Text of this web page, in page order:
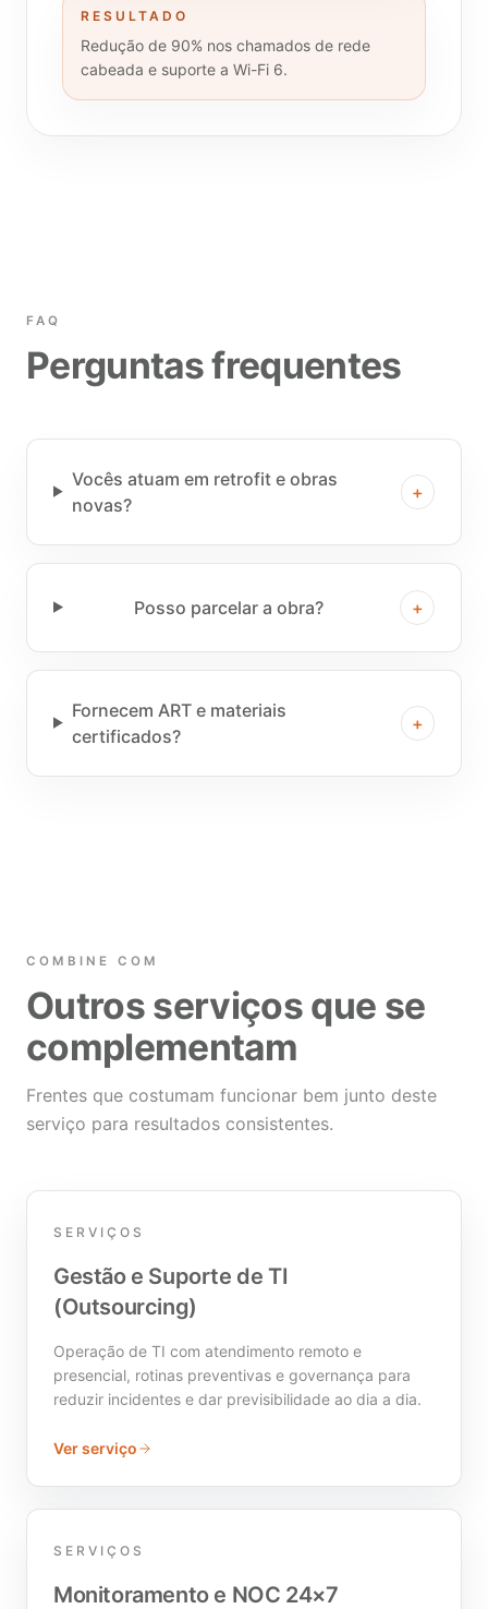
RESULTADO
Redução de 90% nos chamados de rede
cabeada e suporte a Wi-Fi 6.
FAQ
Perguntas frequentes
Vocês atuam em retrofit e obras
novas?
+
Posso parcelar a obra? +
Fornecem ART e materiais
certificados?
+
COMBINE COM
Outros serviços que se
complementam
Frentes que costumam funcionar bem junto deste
serviço para resultados consistentes.
SERVIÇOS
Gestão e Suporte de TI
(Outsourcing)
Operação de TI com atendimento remoto e
presencial, rotinas preventivas e governança para
reduzir incidentes e dar previsibilidade ao dia a dia.
Ver serviço
SERVIÇOS
Monitoramento e NOC 24×7